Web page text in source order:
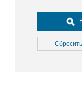
Досуг,
Культура
Медицина